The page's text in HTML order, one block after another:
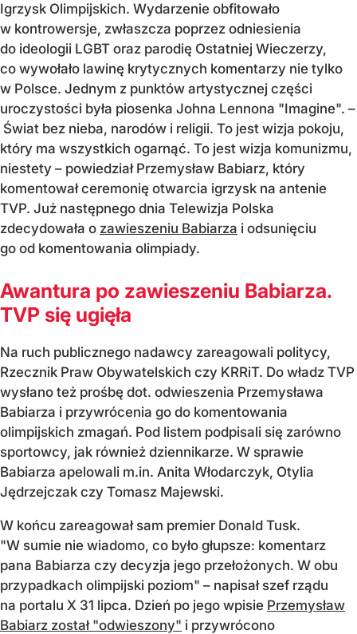
Igrzysk Olimpijskich. Wydarzenie obfitowało
w kontrowersje, zwłaszcza poprzez odniesienia
do ideologii LGBT oraz parodię Ostatniej Wieczerzy,
co wywołało lawinę krytycznych komentarzy nie tylko
w Polsce. Jednym z punktów artystycznej części
uroczystości była piosenka Johna Lennona "Imagine". –
Świat bez nieba, narodów i religii. To jest wizja pokoju,
który ma wszystkich ogarnąć. To jest wizja komunizmu,
niestety – powiedział Przemysław Babiarz, który
komentował ceremonię otwarcia igrzysk na antenie
TVP. Już następnego dnia Telewizja Polska
zdecydowała o zawieszeniu Babiarza i odsunięciu
go od komentowania olimpiady.
Awantura po zawieszeniu Babiarza.
TVP się ugięła
Na ruch publicznego nadawcy zareagowali politycy,
Rzecznik Praw Obywatelskich czy KRRiT. Do władz TVP
wysłano też prośbę dot. odwieszenia Przemysława
Babiarza i przywrócenia go do komentowania
olimpijskich zmagań. Pod listem podpisali się zarówno
sportowcy, jak również dziennikarze. W sprawie
Babiarza apelowali m.in. Anita Włodarczyk, Otylia
Jędrzejczak czy Tomasz Majewski.
W końcu zareagował sam premier Donald Tusk.
"W sumie nie wiadomo, co było głupsze: komentarz
pana Babiarza czy decyzja jego przełożonych. W obu
przypadkach olimpijski poziom" – napisał szef rządu
na portalu X 31 lipca. Dzień po jego wpisie Przemysław
Babiarz został "odwieszony" i przywrócono